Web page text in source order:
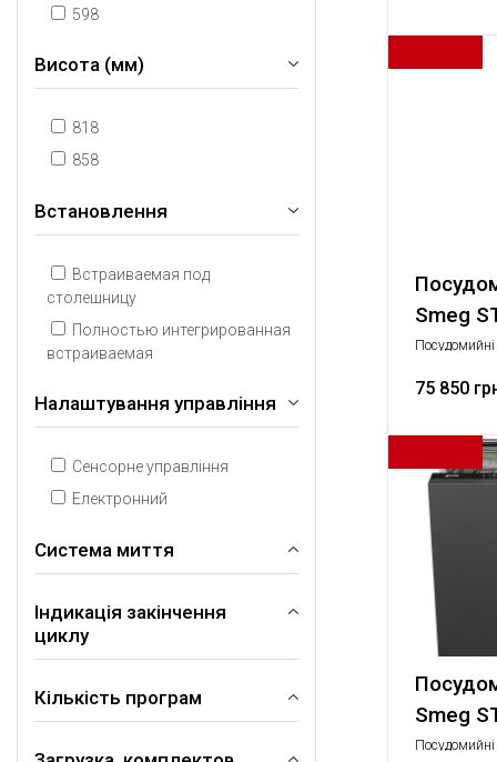
598
Висота (мм)
818
858
Встановлення
Встраиваемая под
столешницу
Полностью интегрированная
встраиваемая
Налаштування управління
Сенсорне управління
Електронний
Система миття
Планетарний
Орбітальна
Індикація закінчення
циклу
ActiveLight - Промінь на підлозі
Кількість програм
Smeg
техніка
75 850
Smeg